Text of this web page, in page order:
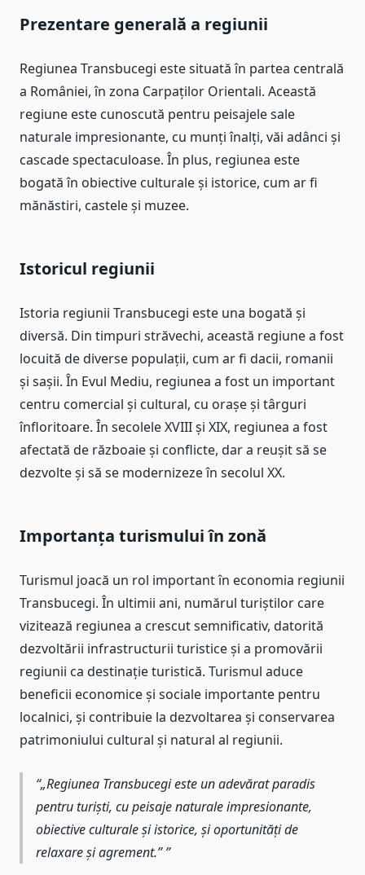
Prezentare generală a regiunii
Regiunea Transbucegi este situată în partea centrală
a României, în zona Carpaților Orientali. Această
regiune este cunoscută pentru peisajele sale
naturale impresionante, cu munți înalți, văi adânci și
cascade spectaculoase. În plus, regiunea este
bogată în obiective culturale și istorice, cum ar fi
mănăstiri, castele și muzee.
Istoricul regiunii
Istoria regiunii Transbucegi este una bogată și
diversă. Din timpuri străvechi, această regiune a fost
locuită de diverse populații, cum ar fi dacii, romanii
și sașii. În Evul Mediu, regiunea a fost un important
centru comercial și cultural, cu orașe și târguri
înfloritoare. În secolele XVIII și XIX, regiunea a fost
afectată de războaie și conflicte, dar a reușit să se
dezvolte și să se modernizeze în secolul XX.
Importanța turismului în zonă
Turismul joacă un rol important în economia regiunii
Transbucegi. În ultimii ani, numărul turiștilor care
vizitează regiunea a crescut semnificativ, datorită
dezvoltării infrastructurii turistice și a promovării
regiunii ca destinație turistică. Turismul aduce
beneficii economice și sociale importante pentru
localnici, și contribuie la dezvoltarea și conservarea
patrimoniului cultural și natural al regiunii.
„Regiunea Transbucegi este un adevărat paradis
pentru turiști, cu peisaje naturale impresionante,
obiective culturale și istorice, și oportunități de
relaxare și agrement.”